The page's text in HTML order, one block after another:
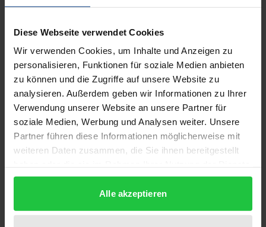
Diese Webseite verwendet Cookies
Wir verwenden Cookies, um Inhalte und Anzeigen zu
personalisieren, Funktionen für soziale Medien anbieten
zu können und die Zugriffe auf unsere Website zu
analysieren. Außerdem geben wir Informationen zu Ihrer
Verwendung unserer Website an unsere Partner für
soziale Medien, Werbung und Analysen weiter. Unsere
Partner führen diese Informationen möglicherweise mit
weiteren Daten zusammen, die Sie ihnen bereitgestellt
gesammelt haben.
Alle akzeptieren
Description
hinterlassen Spuren: Banken-, Finanz-, Wirtschafts-
und Währungskrisen prägen politische wie
wirtschaftliche Systeme, den Umgang mit Geld auf
gesamtgesellschaftlicher wie privater Ebene, den
Aufbau und die Organisationsstruktur von
Institutionen sowie nicht zuletzt nationale
selbstverständlich dies klingen mag, so sehr lohnt
es, den Einfluss nationaler Wirtschaftskulturen, als
wichtigen Teil nationaler Identitäten, auf das